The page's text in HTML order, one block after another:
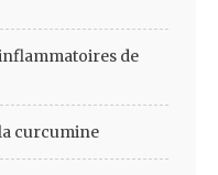
de
curcumine